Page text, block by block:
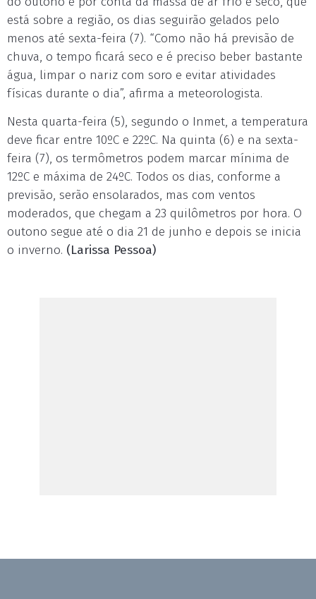
está sobre a região, os dias seguirão gelados pelo
menos até sexta-feira (7). “Como não há previsão de
chuva, o tempo ficará seco e é preciso beber bastante
água, limpar o nariz com soro e evitar atividades
físicas durante o dia”, afirma a meteorologista.
Nesta quarta-feira (5), segundo o Inmet, a temperatura
deve ficar entre 10ºC e 22ºC. Na quinta (6) e na sexta-
feira (7), os termômetros podem marcar mínima de
12ºC e máxima de 24ºC. Todos os dias, conforme a
previsão, serão ensolarados, mas com ventos
moderados, que chegam a 23 quilômetros por hora. O
outono segue até o dia 21 de junho e depois se inicia
o inverno. (Larissa Pessoa)